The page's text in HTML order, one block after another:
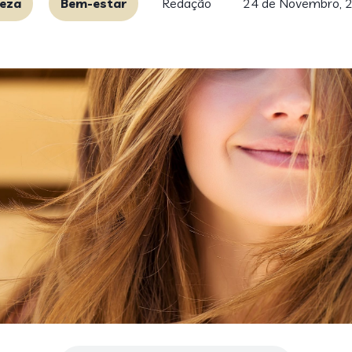
Bem-estar Redação 24 de Novembro,